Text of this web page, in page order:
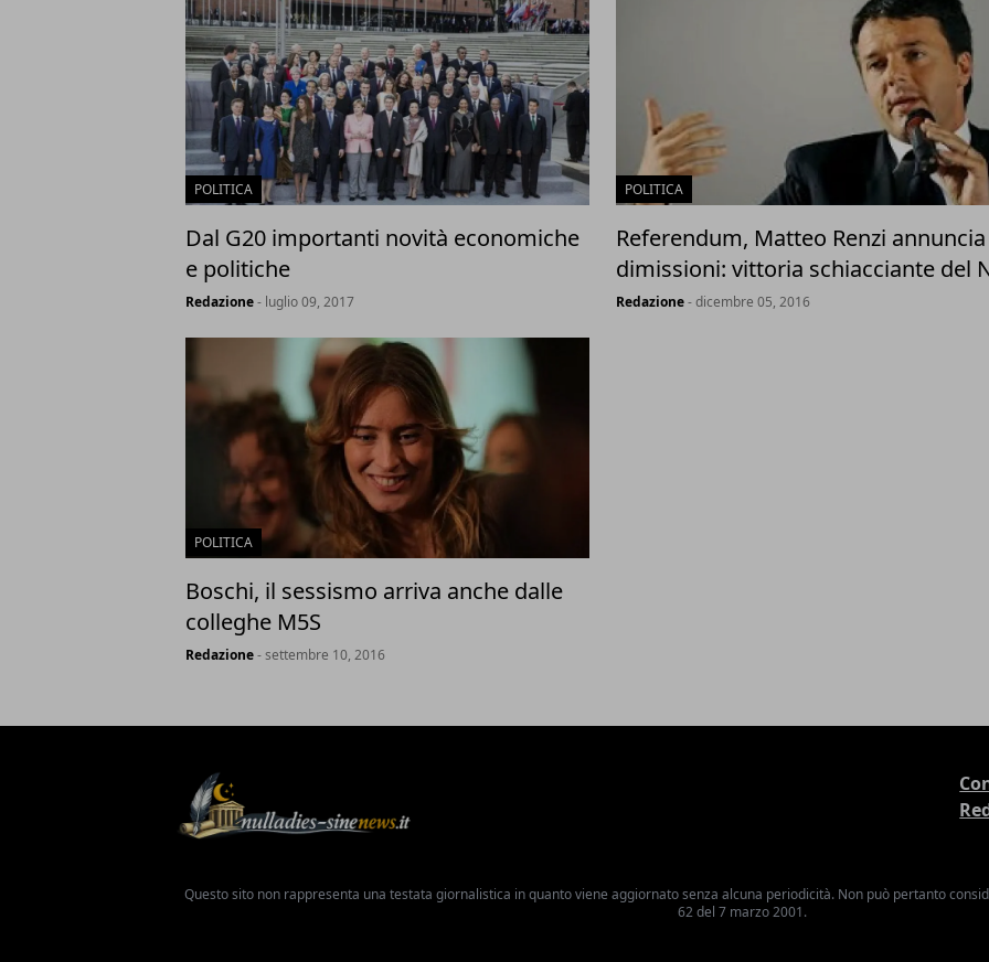
POLITICA
Dal G20 importanti novità economiche
e politiche
Redazione- luglio 09, 2017
POLITICA
Referendum, Matteo Renzi
dimissioni: vittoria schiacciante del
Redazione- dicembre 05, 2016
POLITICA
Boschi, il sessismo arriva anche dalle
colleghe M5S
Redazione- settembre 10, 2016
Questo sito non rappresenta una testata giornalistica in quanto viene aggiornato senza alcuna periodicità. Non può pertanto
62 del 7 marzo 2001.